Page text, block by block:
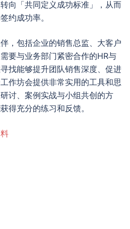
向「共同定义成功标准」，从而
约成功率。
，包括企业的销售总监、大客户
要与业务部门紧密合作的HR与
找能够提升团队销售深度、促进
作坊会提供非常实用的工具和思
讨、案例实战与小组共创的方
得充分的练习和反馈。